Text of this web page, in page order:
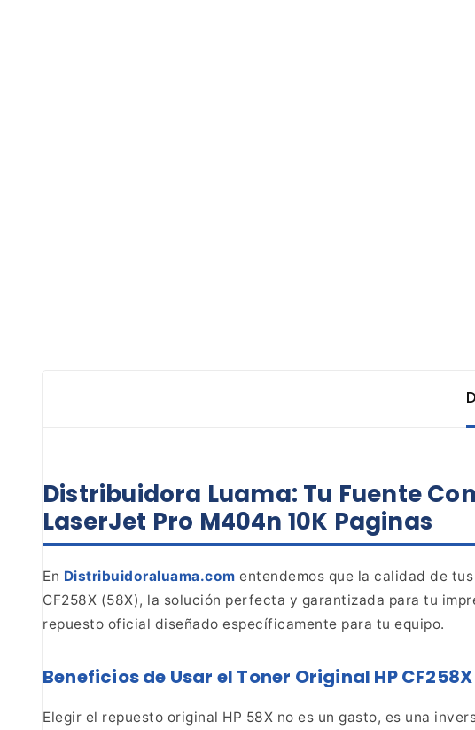
Distribuidora Luama: Tu Fuente
LaserJet Pro M404n 10K Paginas
En Distribuidoraluama.com entendemos que la calidad de
CF258X (58X), la solución perfecta y garantizada para tu
repuesto oficial diseñado específicamente para tu equipo.
Beneficios de Usar el Toner Original HP CF258X
Elegir el repuesto original HP 58X no es un gasto, es una